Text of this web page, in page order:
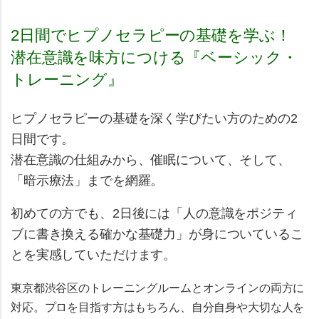
2日間でヒプノセラピーの基礎を学ぶ！
潜在意識を味方につける『ベーシック・
トレーニング』
ヒプノセラピーの基礎を深く学びたい方のための2
日間です。
潜在意識の仕組みから、催眠について、そして、
「暗示療法」までを網羅。
初めての方でも、2日後には 「人の意識をポジティ
ブに書き換える確かな基礎力」 が身についているこ
とを実感していただけます。
東京都渋谷区のトレーニングルームとオンラインの両方に
対応。プロを目指す方はもちろん、自分自身や大切な人を